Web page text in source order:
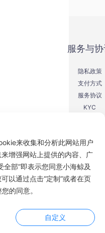
服务与
隐私政策
支付方式
服务协议
KYC
ROOM
来收集和分析此网站用户
增强网站上提供的内容、广
全部”即表示您同意小海鲸及
以通过点击“定制”或者在页
的同意。
自定义